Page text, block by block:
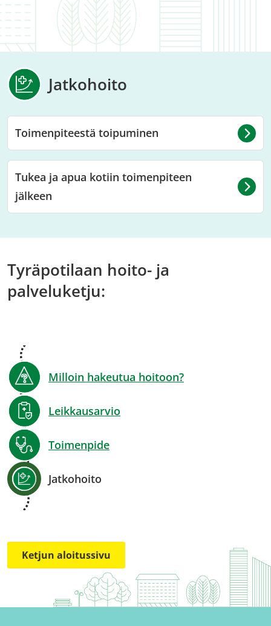
Jatkohoito
Toimenpiteestä toipuminen
Tukea ja apua kotiin toimenpiteen
jälkeen
Tyräpotilaan hoito- ja
palveluketju:
Milloin hakeutua hoitoon?
Leikkausarvio
Toimenpide
Jatkohoito
Ketjun aloitussivu